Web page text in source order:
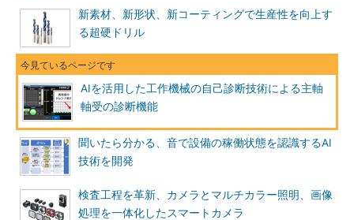
新素材、新形状、新コーティングで生産性を向上す
る超硬ドリル
AIを活用した工作機械の自己診断技術による主軸
軸受の診断機能
聞いたら分かる、音で設備の稼働状態を認識するAI
技術を開発
検査工程を革新、カメラとマルチカラー照明、画像
処理を一体化したスマートカメラ